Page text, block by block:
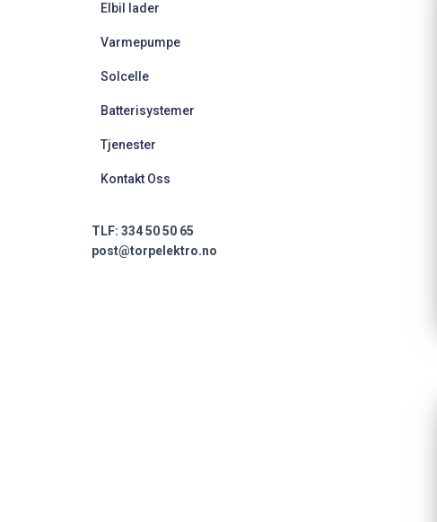
Elbil lader
Varmepumpe
Solcelle
Batterisystemer
Tjenester
Kontakt Oss
TLF: 334 50 50 65
post@torpelektro.no